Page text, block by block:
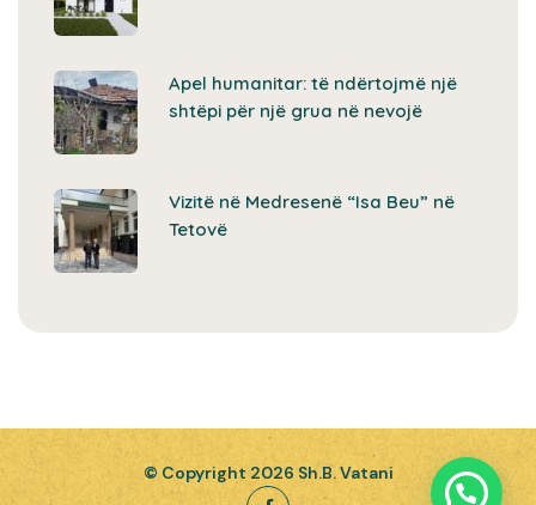
Apel humanitar: të ndërtojmë një
shtëpi për një grua në nevojë
Vizitë në Medresenë “Isa Beu” në
Tetovë
© Copyright 2026 Sh.B. Vatani